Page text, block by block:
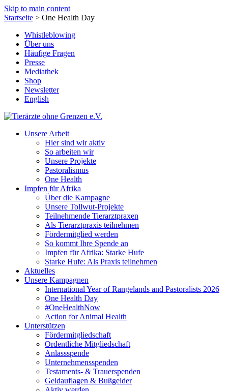
Skip to main content
Startseite > One Health Day
Whistleblowing
Über uns
Häufige Fragen
Presse
Mediathek
Shop
Newsletter
English
Unsere Arbeit
Hier sind wir aktiv
So arbeiten wir
Unsere Projekte
Pastoralismus
One Health
Impfen für Afrika
Über die Kampagne
Unsere Tollwut-Projekte
Teilnehmende Tierarztpraxen
Als Tierarztpraxis teilnehmen
Fördermitglied werden
So kommt Ihre Spende an
Impfen für Afrika: Starke Hufe
Starke Hufe: Als Praxis teilnehmen
Aktuelles
Unsere Kampagnen
International Year of Rangelands and Pastoralists 2026
One Health Day
#OneHealthNow
Action for Animal Health
Unterstützen
Fördermitgliedschaft
Ordentliche Mitgliedschaft
Anlassspende
Unternehmensspenden
Testaments- & Trauerspenden
Geldauflagen & Bußgelder